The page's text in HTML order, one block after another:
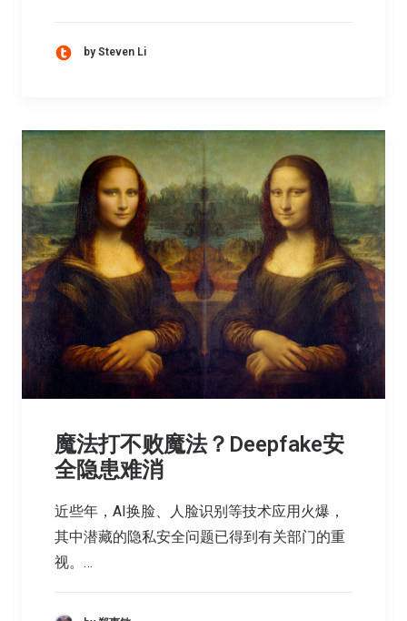
by Steven Li
魔法打不败魔法？Deepfake安
全隐患难消
近些年，AI换脸、人脸识别等技术应用火爆，
其中潜藏的隐私安全问题已得到有关部门的重
视。…